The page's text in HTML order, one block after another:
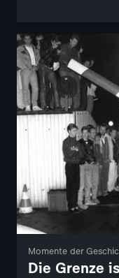
Momente der
Die Grenze